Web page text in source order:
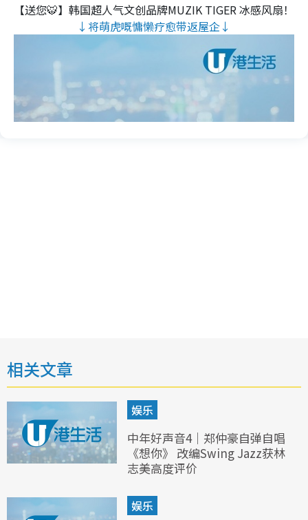
【送您🐯】韩国超人气文创品牌MUZIK TIGER 冰感风扇！
↓将萌虎嘅慵懒疗愈带返屋企↓
相关文章
娱乐
中年好声音4｜郑仲豪自弹自唱
《想你》 改编Swing Jazz获林
志美高度评价
娱乐